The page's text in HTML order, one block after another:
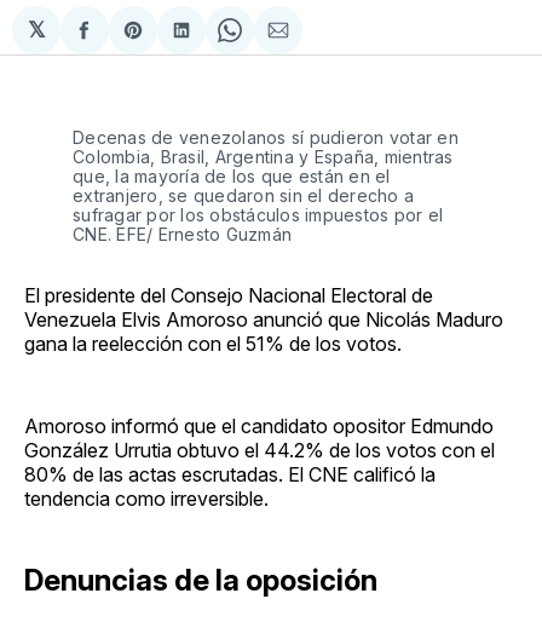
𝕏
Compartir
en
Share
on
Compartir
en
Share
on
Compartir
via
Decenas de venezolanos sí pudieron votar en
Colombia, Brasil, Argentina y España, mientras
que, la mayoría de los que están en el
extranjero, se quedaron sin el derecho a
sufragar por los obstáculos impuestos por el
CNE. EFE/ Ernesto Guzmán
El presidente del Consejo Nacional Electoral de
Venezuela Elvis Amoroso anunció que Nicolás Maduro
gana la reelección con el 51% de los votos.
Amoroso informó que el candidato opositor Edmundo
González Urrutia obtuvo el 44.2% de los votos con el
80% de las actas escrutadas. El CNE calificó la
tendencia como irreversible.
Denuncias de la oposición